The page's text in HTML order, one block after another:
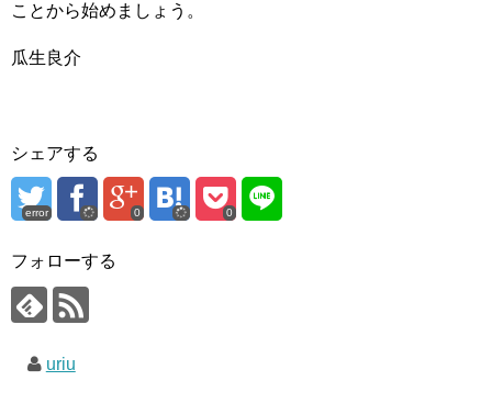
ことから始めましょう。
瓜生良介
シェアする
error 0 0
フォローする
uriu